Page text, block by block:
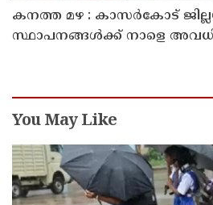
കനത്ത മഴ : കാസർകോട്
സ്ഥാപനങ്ങൾക്ക് നാളെ
You May Like